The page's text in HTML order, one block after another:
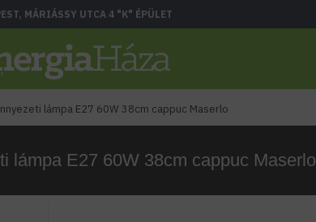
MÁRIÁSSY UTCA 4 "K" ÉPÜLET
lámpa E27 60W 38cm cappuc Maserlo
lámpa E27 60W 38cm cappuc Maserlo